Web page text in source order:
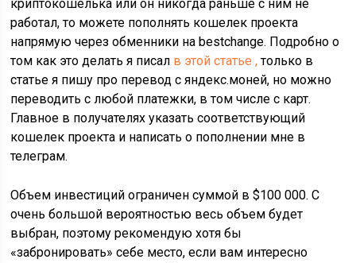
криптокошелька или он никогда раньше с ним не
работал, то можете пополнять кошелек проекта
напрямую через обменники на bestchange. Подробно о
том как это делать я писал в этой статье ,только в
статье я пишу про перевод с яндекс.моней, но можно
переводить с любой платежки, в том числе с карт.
Главное в получателях указать соответствующий
кошелек проекта и написать о пополнении мне в
телеграм.
Объем инвестиций ограничен суммой в $100 000. С
очень большой вероятностью весь объем будет
выбран, поэтому рекомендую хотя бы
«забронировать» себе место, если вам интересно